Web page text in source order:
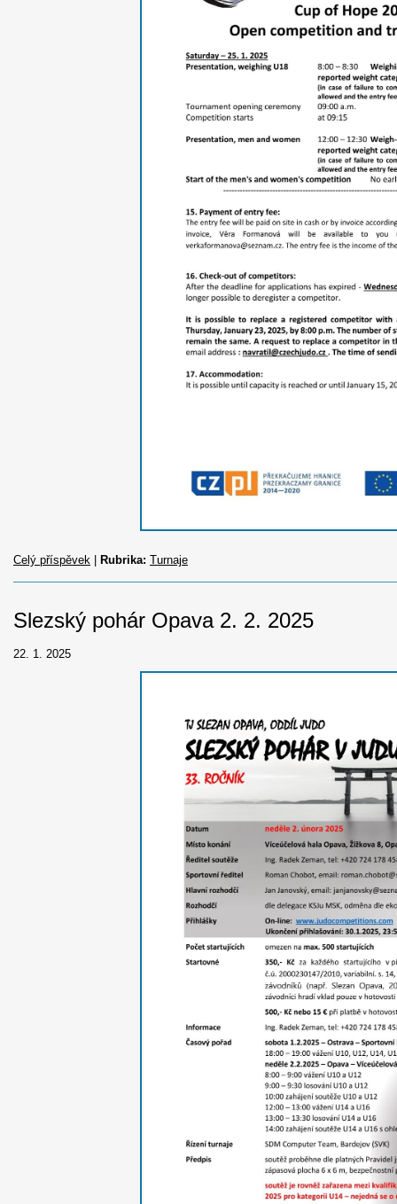
Celý příspěvek Rubrika: Turnaje
Slezský pohár Opava 2. 2. 2025
22. 1. 2025